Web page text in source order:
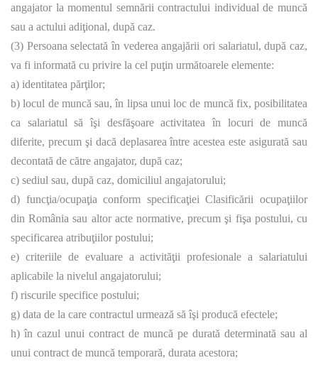
angajator la momentul semnării contractului individual de muncă
sau a actului adiţional, după caz.
(3) Persoana selectată în vederea angajării ori salariatul, după caz,
va fi informată cu privire la cel puţin următoarele elemente:
a) identitatea părţilor;
b) locul de muncă sau, în lipsa unui loc de muncă fix, posibilitatea
ca salariatul să îşi desfăşoare activitatea în locuri de muncă
diferite, precum şi dacă deplasarea între acestea este asigurată sau
decontată de către angajator, după caz;
c) sediul sau, după caz, domiciliul angajatorului;
d) funcţia/ocupaţia conform specificaţiei Clasificării ocupaţiilor
din România sau altor acte normative, precum şi fişa postului, cu
specificarea atribuţiilor postului;
e) criteriile de evaluare a activităţii profesionale a salariatului
aplicabile la nivelul angajatorului;
f) riscurile specifice postului;
g) data de la care contractul urmează să îşi producă efectele;
h) în cazul unui contract de muncă pe durată determinată sau al
unui contract de muncă temporară, durata acestora;